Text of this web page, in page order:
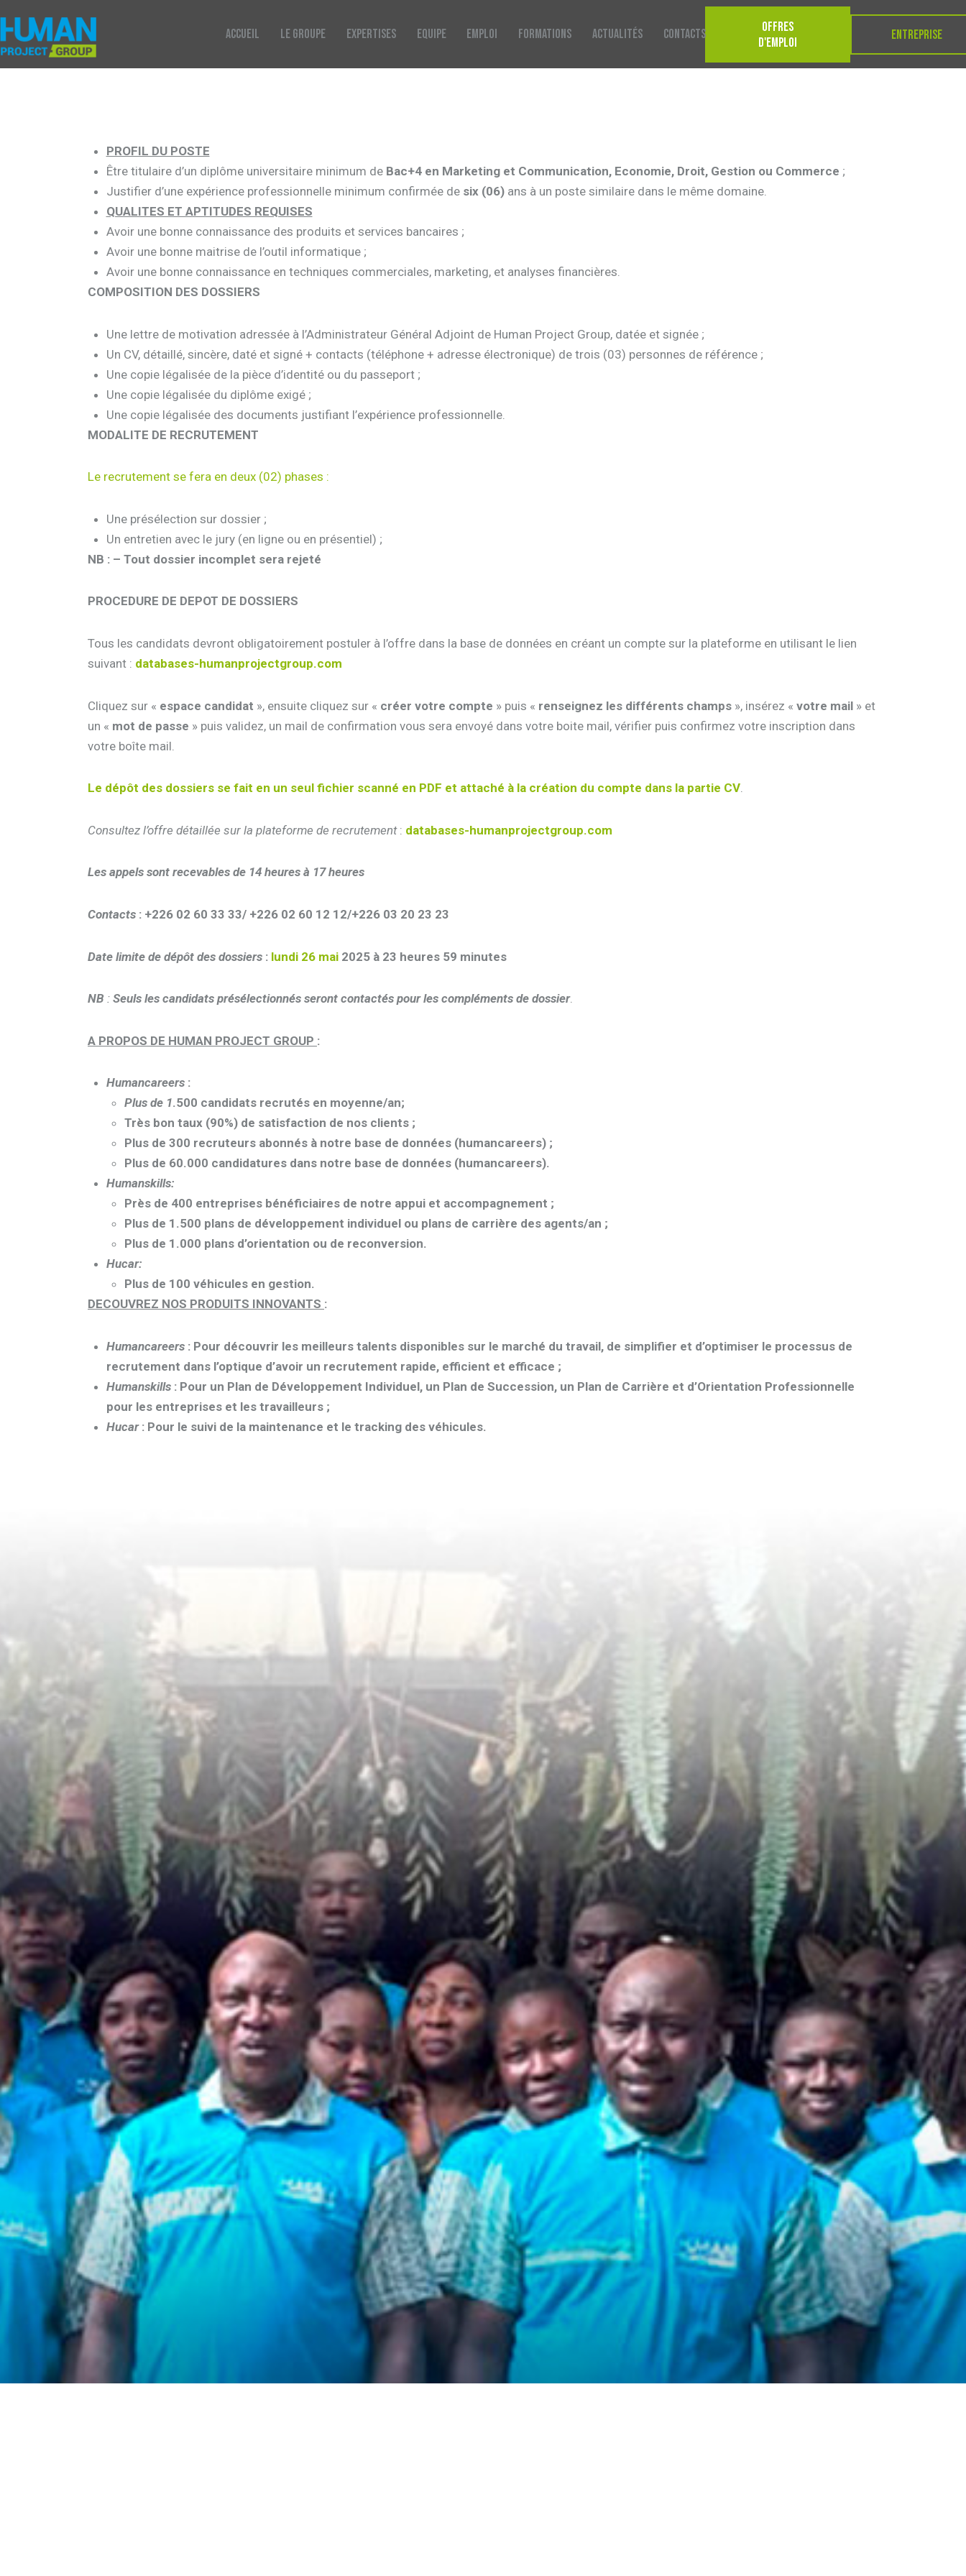
ACCUEIL LE GROUPE EXPERTISES EQUIPE EMPLOI FORMATIONS ACTUALITÉS CONTACTS
OFFRES
D'EMPLOI
ENTREPRISE
PROFIL DU POSTE
Être titulaire d’un diplôme universitaire minimum de Bac+4 en Marketing et Communication, Economie, Droit, Gestion ou Commerce ;
Justifier d’une expérience professionnelle minimum confirmée de six (06) ans à un poste similaire dans le même domaine.
QUALITES ET APTITUDES REQUISES
Avoir une bonne connaissance des produits et services bancaires ;
Avoir une bonne maitrise de l’outil informatique ;
Avoir une bonne connaissance en techniques commerciales, marketing, et analyses financières.
COMPOSITION DES DOSSIERS
Une lettre de motivation adressée à l’Administrateur Général Adjoint de Human Project Group, datée et signée ;
Un CV, détaillé, sincère, daté et signé + contacts (téléphone + adresse électronique) de trois (03) personnes de référence ;
Une copie légalisée de la pièce d’identité ou du passeport ;
Une copie légalisée du diplôme exigé ;
Une copie légalisée des documents justifiant l’expérience professionnelle.
MODALITE DE RECRUTEMENT
Le recrutement se fera en deux (02) phases :
Une présélection sur dossier ;
Un entretien avec le jury (en ligne ou en présentiel) ;
NB : – Tout dossier incomplet sera rejeté
PROCEDURE DE DEPOT DE DOSSIERS
Tous les candidats devront obligatoirement postuler à l’offre dans la base de données en créant un compte sur la plateforme en utilisant le lien
suivant : databases-humanprojectgroup.com
Cliquez sur « espace candidat », ensuite cliquez sur « créer votre compte » puis « renseignez les différents champs », insérez « votre mail » et
un « mot de passe » puis validez, un mail de confirmation vous sera envoyé dans votre boite mail, vérifier puis confirmez votre inscription dans
votre boîte mail.
Le dépôt des dossiers se fait en un seul fichier scanné en PDF et attaché à la création du compte dans la partie CV.
Consultez l’offre détaillée sur la plateforme de recrutement: databases-humanprojectgroup.com
Les appels sont recevables de 14 heures à 17 heures
Contacts : +226 02 60 33 33/ +226 02 60 12 12/+226 03 20 23 23
Date limite de dépôt des dossiers : lundi 26 mai 2025 à 23 heures 59 minutes
NB : Seuls les candidats présélectionnés seront contactés pour les compléments de dossier.
A PROPOS DE HUMAN PROJECT GROUP :
Humancareers:
Plus de 1.500 candidats recrutés en moyenne/an;
Très bon taux (90%) de satisfaction de nos clients ;
Plus de 300 recruteurs abonnés à notre base de données (humancareers) ;
Plus de 60.000 candidatures dans notre base de données (humancareers).
Humanskills:
Près de 400 entreprises bénéficiaires de notre appui et accompagnement ;
Plus de 1.500 plans de développement individuel ou plans de carrière des agents/an ;
Plus de 1.000 plans d’orientation ou de reconversion.
Hucar:
Plus de 100 véhicules en gestion.
DECOUVREZ NOS PRODUITS INNOVANTS :
Humancareers: Pour découvrir les meilleurs talents disponibles sur le marché du travail, de simplifier et d’optimiser le processus de
recrutement dans l’optique d’avoir un recrutement rapide, efficient et efficace ;
Humanskills: Pour un Plan de Développement Individuel, un Plan de Succession, un Plan de Carrière et d’Orientation Professionnelle
pour les entreprises et les travailleurs ;
Hucar: Pour le suivi de la maintenance et le tracking des véhicules.